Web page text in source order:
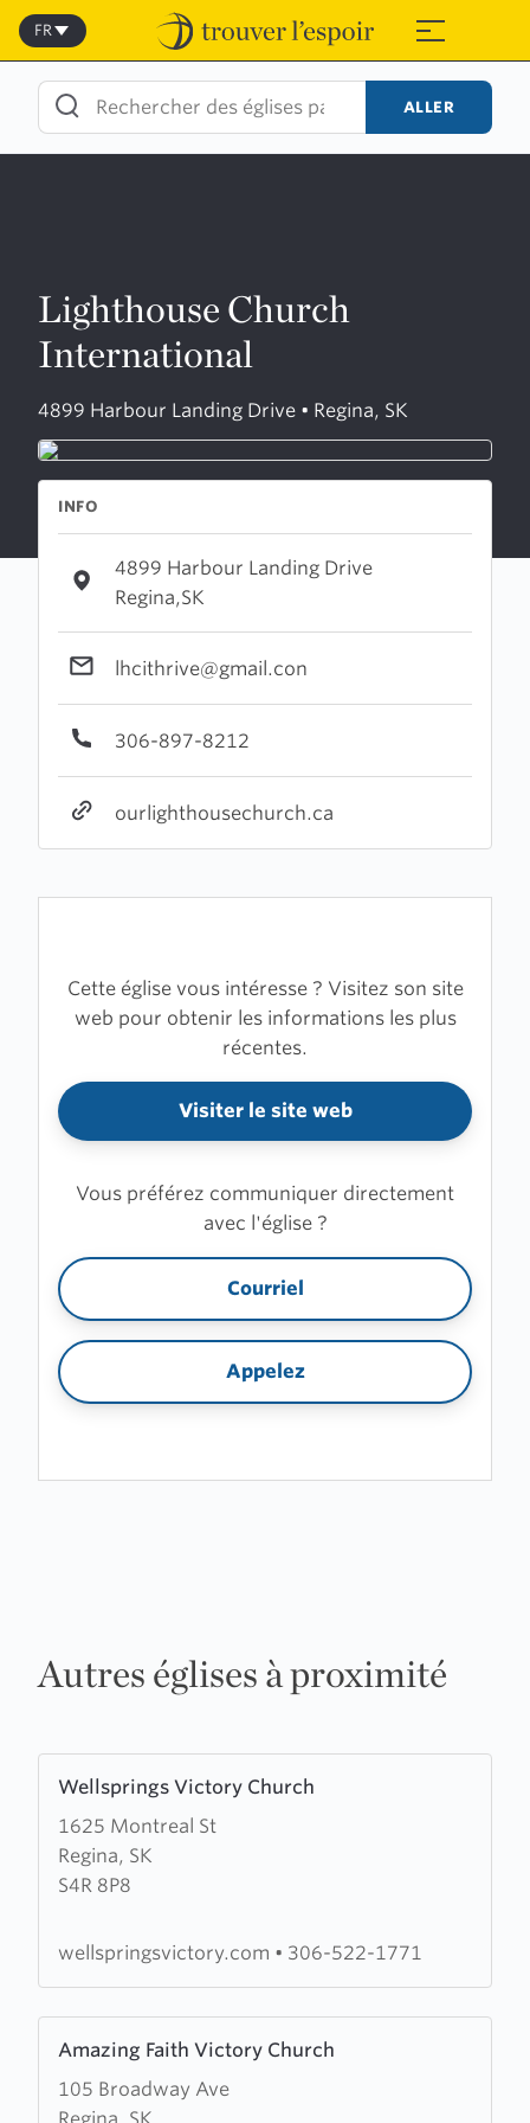
Skip
content
≡
FR
ALLER
Lighthouse Church
International
4899 Harbour Landing Drive • Regina, SK
INFO
4899 Harbour Landing Drive
Regina,SK
lhcithrive@gmail.con
306-897-8212
ourlighthousechurch.ca
Cette église vous intéresse ? Visitez son site
web pour obtenir les informations les plus
récentes.
Visiter le site web
Vous préférez communiquer directement
avec l'église ?
Courriel
Appelez
Autres églises à proximité
Wellsprings Victory Church
1625 Montreal St
Regina, SK
S4R 8P8
more
about
Wellsprings
Victory
wellspringsvictory.com • 306-522-1771
Amazing Faith Victory Church
105 Broadway Ave
more
about